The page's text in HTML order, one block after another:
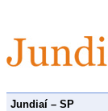
Jundiaí – SP